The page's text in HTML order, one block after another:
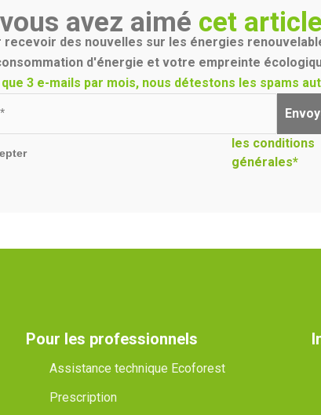
avez aimé cet article
recevoir des nouvelles sur les énergies
d'énergie et votre empreinte
3 e-mails par mois, nous détestons les spams
les conditions
générales*
Pour les professionnels
Assistance technique Ecoforest
Prescription